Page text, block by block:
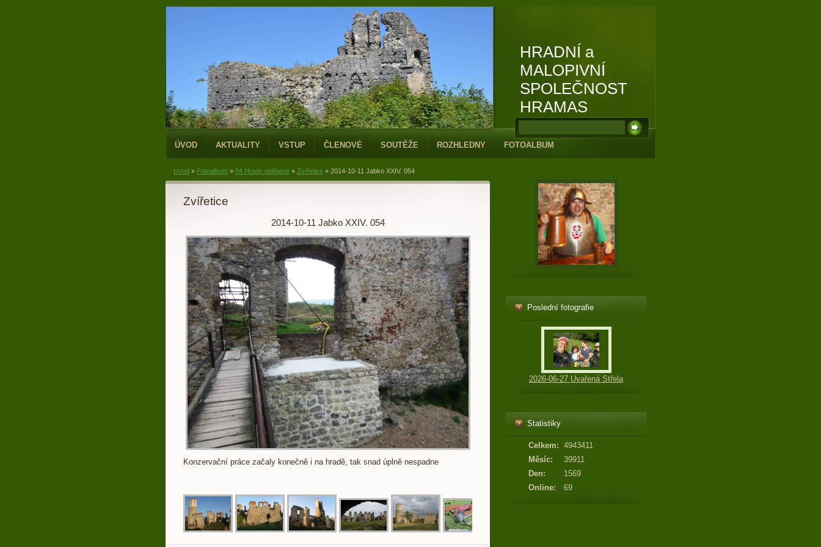
HRADNÍ a
MALOPIVNÍ
SPOLEČNOST
HRAMAS
ÚVOD AKTUALITY VSTUP ČLENOVÉ SOUTĚŽE ROZHLEDNY FOTOALBUM
Úvod » Fotoalbum » 04 Hrady oblíbené » Zvířetice » 2014-10-11 Jabko XXIV. 054
Zvířetice
2014-10-11 Jabko XXIV. 054
Konzervační práce začaly konečně i na hradě, tak snad úplně nespadne
Poslední fotografie
2026-06-27 Uvařená Střela
Statistiky
Online: 69
Celkem: 4943411
Měsíc:
39911
Den:
1569